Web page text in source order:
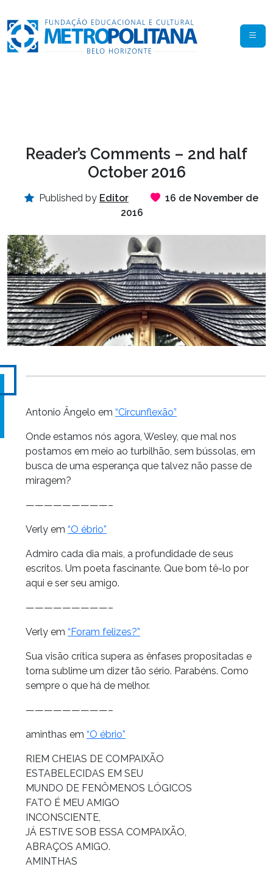
Reader’s Comments – 2nd half
October 2016
Published by Editor
16 de November de
2016
Antonio Ângelo em “Circunflexão”
Onde estamos nós agora, Wesley, que mal nos
postamos em meio ao turbilhão, sem bússolas, em
busca de uma esperança que talvez não passe de
miragem?
—————————–
Verly em “O ébrio”
Admiro cada dia mais, a profundidade de seus
escritos. Um poeta fascinante. Que bom tê-lo por
aqui e ser seu amigo.
—————————–
Verly em “Foram felizes?”
Sua visão crítica supera as ênfases propositadas e
torna sublime um dizer tão sério. Parabéns. Como
sempre o que há de melhor.
—————————–
aminthas em “O ébrio”
RIEM CHEIAS DE COMPAIXÃO
ESTABELECIDAS EM SEU
MUNDO DE FENÔMENOS LÓGICOS
FATO É MEU AMIGO
INCONSCIENTE,
JÁ ESTIVE SOB ESSA COMPAIXÃO,
ABRAÇOS AMIGO.
AMINTHAS